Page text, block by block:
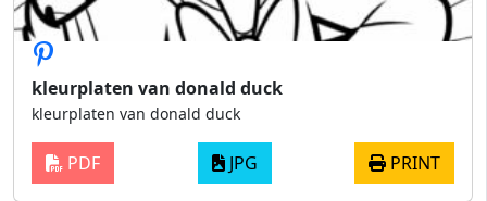
kleurplaten van donald duck
kleurplaten van donald duck
PDF JPG PRINT